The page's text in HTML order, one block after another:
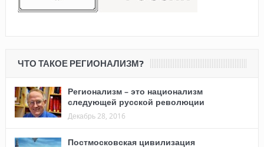
ЧТО ТАКОЕ РЕГИОНАЛИЗМ?
Регионализм – это национализм
следующей русской революции
Декабрь 28, 2016
Постмосковская цивилизация